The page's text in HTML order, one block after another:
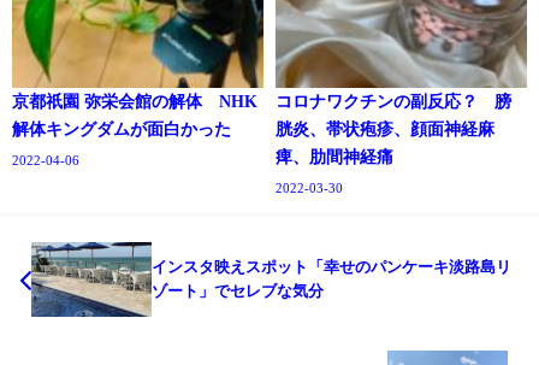
京都祇園 弥栄会館の解体 NHK
解体キングダムが面白かった
2022-04-06
コロナワクチンの副反応？ 膀
胱炎、帯状疱疹、顔面神経麻
痺、肋間神経痛
2022-03-30
インスタ映えスポット「幸せのパンケーキ淡路島リ
ゾート」でセレブな気分